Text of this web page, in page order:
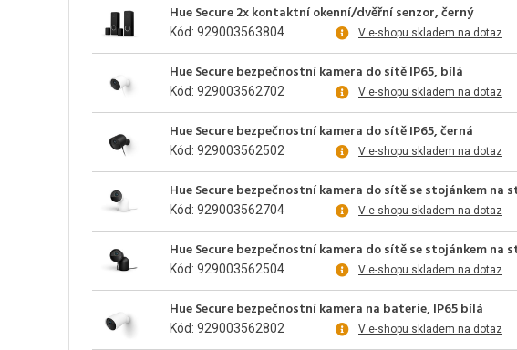
Hue Secure 2x kontaktní okenní/dvěřní senzor, černý
Kód: 929003563804 V e-shopu skladem na dotaz
Hue Secure bezpečnostní kamera do sítě IP65, bílá
Kód: 929003562702 V e-shopu skladem na dotaz
Hue Secure bezpečnostní kamera do sítě IP65, černá
Kód: 929003562502 V e-shopu skladem na dotaz
Hue Secure bezpečnostní kamera do sítě se stojánkem na
Kód: 929003562704 V e-shopu skladem na dotaz
Hue Secure bezpečnostní kamera do sítě se stojánkem na
Kód: 929003562504 V e-shopu skladem na dotaz
Hue Secure bezpečnostní kamera na baterie, IP65 bílá
Kód: 929003562802 V e-shopu skladem na dotaz